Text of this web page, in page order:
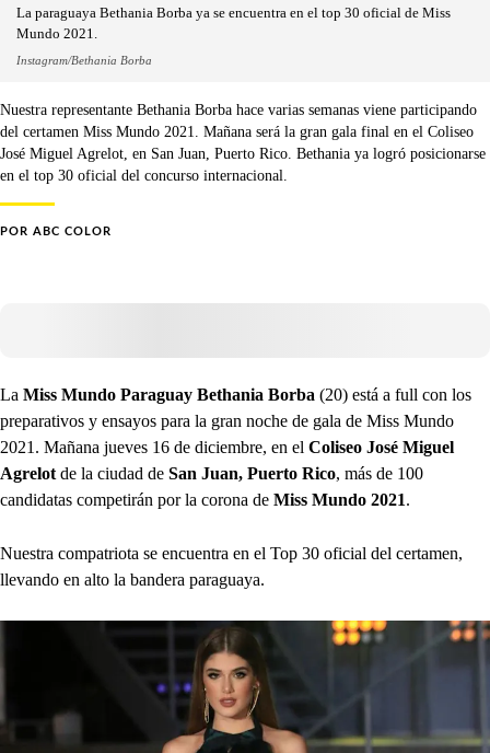
La paraguaya Bethania Borba ya se encuentra en el top 30 oficial de Miss
Mundo 2021.
Instagram/Bethania Borba
Nuestra representante Bethania Borba hace varias semanas viene participando
del certamen Miss Mundo 2021. Mañana será la gran gala final en el Coliseo
José Miguel Agrelot, en San Juan, Puerto Rico. Bethania ya logró posicionarse
en el top 30 oficial del concurso internacional.
POR ABC COLOR
La Miss Mundo Paraguay Bethania Borba (20) está a full con los
preparativos y ensayos para la gran noche de gala de Miss Mundo
2021. Mañana jueves 16 de diciembre, en el Coliseo José Miguel
Agrelot de la ciudad de San Juan, Puerto Rico, más de 100
candidatas competirán por la corona de Miss Mundo 2021.
Nuestra compatriota se encuentra en el Top 30 oficial del certamen,
llevando en alto la bandera paraguaya.